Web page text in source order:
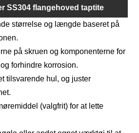
SS304 flangehoved taptite
nedenstående trin:
størrelse og længde baseret på
på skruen og komponenterne for
forhindre korrosion.
tilsvarende hul, og juster
(valgfrit) for at lette